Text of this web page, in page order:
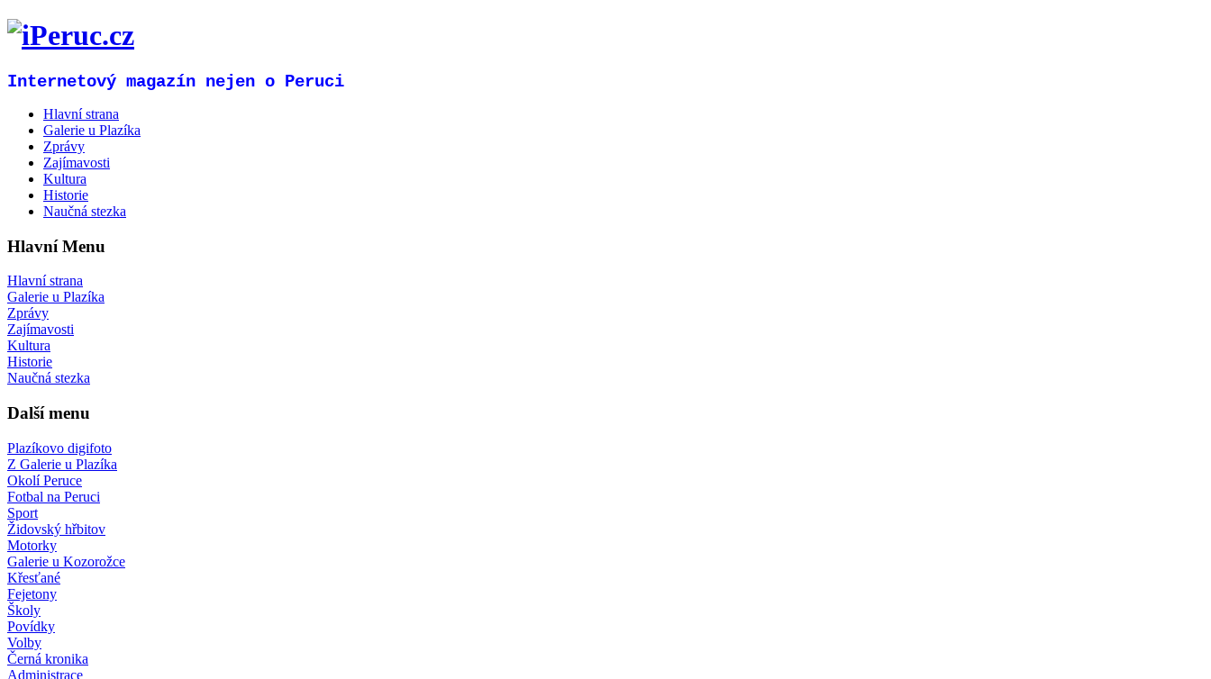
Internetový magazín nejen o Peruci
Hlavní strana
Galerie u Plazíka
Zprávy
Zajímavosti
Kultura
Historie
Naučná stezka
Hlavní Menu
Hlavní strana
Galerie u Plazíka
Zprávy
Zajímavosti
Kultura
Historie
Naučná stezka
Další menu
Plazíkovo digifoto
Z Galerie u Plazíka
Okolí Peruce
Fotbal na Peruci
Sport
Židovský hřbitov
Motorky
Galerie u Kozorožce
Křesťané
Fejetony
Školy
Povídky
Volby
Černá kronika
Administrace